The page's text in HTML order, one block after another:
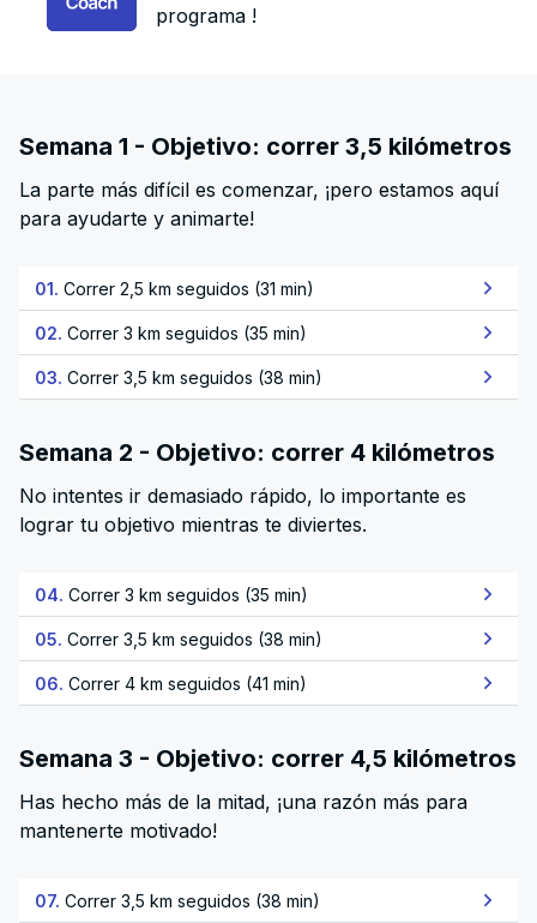
programa !
Semana 1 - Objetivo: correr 3,5 kilómetros
La parte más difícil es comenzar, ¡pero estamos aquí
para ayudarte y animarte!
01. Correr 2,5 km seguidos (31 min)
02. Correr 3 km seguidos (35 min)
03. Correr 3,5 km seguidos (38 min)
Semana 2 - Objetivo: correr 4 kilómetros
No intentes ir demasiado rápido, lo importante es
lograr tu objetivo mientras te diviertes.
04. Correr 3 km seguidos (35 min)
05. Correr 3,5 km seguidos (38 min)
06. Correr 4 km seguidos (41 min)
Semana 3 - Objetivo: correr 4,5 kilómetros
Has hecho más de la mitad, ¡una razón más para
mantenerte motivado!
07. Correr 3,5 km seguidos (38 min)